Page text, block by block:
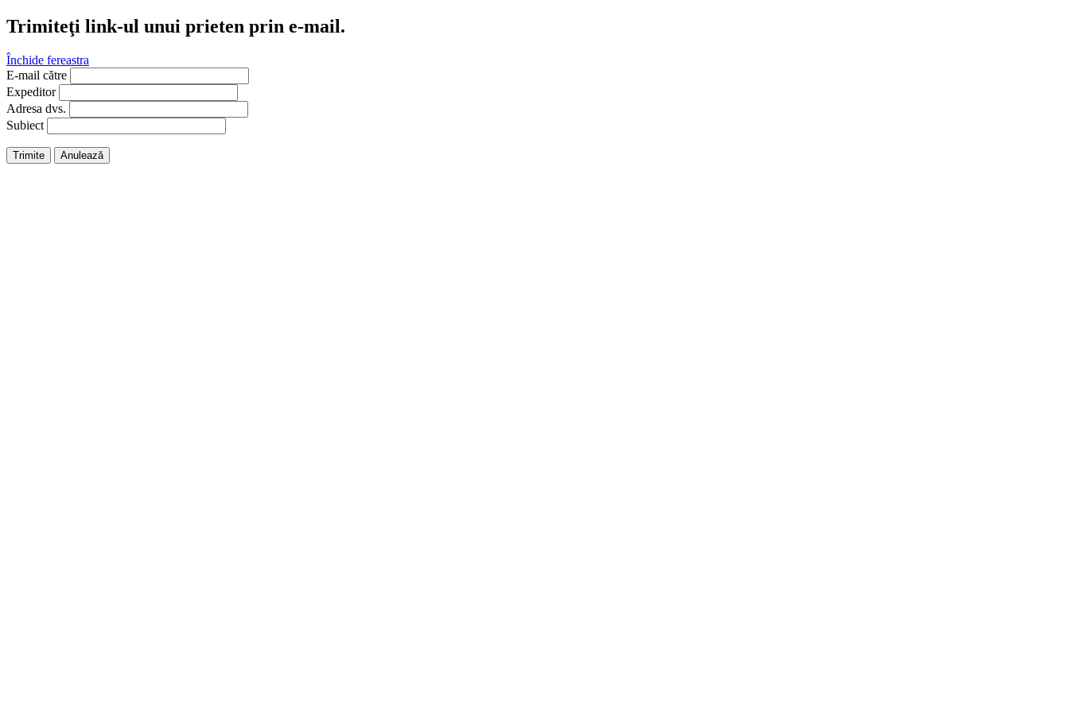
Trimiteţi link-ul unui prieten prin e-mail.
Închide fereastra
E-mail către
Expeditor
Adresa dvs.
Subiect
Trimite Anulează